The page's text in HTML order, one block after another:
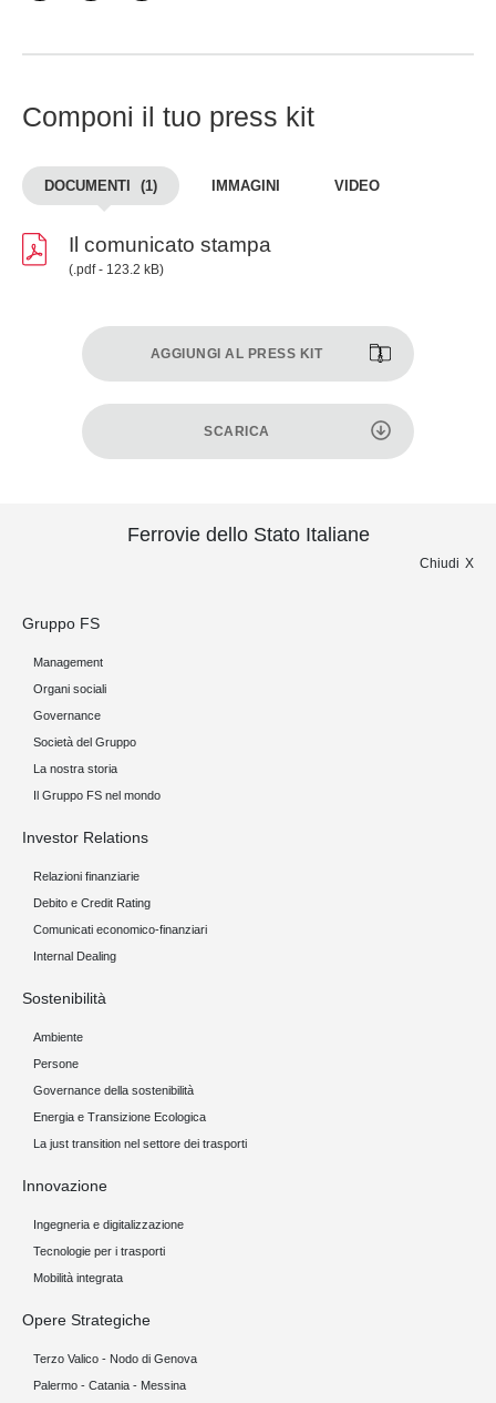
Componi il tuo press kit
DOCUMENTI (1) IMMAGINI VIDEO
Il comunicato stampa
(.pdf - 123.2 kB)
AGGIUNGI AL PRESS KIT
SCARICA
Ferrovie dello Stato Italiane
Chiudi
Gruppo FS
Management
Organi sociali
Governance
Società del Gruppo
La nostra storia
Il Gruppo FS nel mondo
Investor Relations
Relazioni finanziarie
Debito e Credit Rating
Comunicati economico-finanziari
Internal Dealing
Sostenibilità
Ambiente
Persone
Governance della sostenibilità
Energia e Transizione Ecologica
La just transition nel settore dei trasporti
Innovazione
Ingegneria e digitalizzazione
Tecnologie per i trasporti
Mobilità integrata
Opere Strategiche
Terzo Valico - Nodo di Genova
Palermo - Catania - Messina